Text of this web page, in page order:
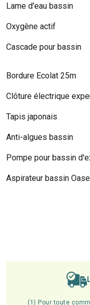
Lame d'eau bassin
Oxygène actif
Cascade pour bassin
Bordure Ecolat 25m
Clôture électrique
Tapis japonais
Anti-algues bassin
Pompe pour bassin
Aspirateur bassin
(1) Pour toute